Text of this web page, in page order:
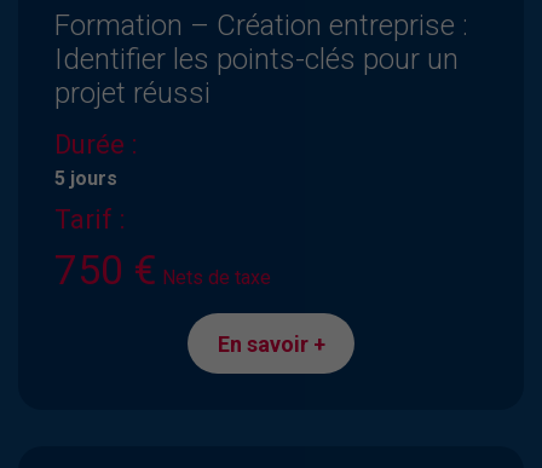
Formation – Création entreprise :
Identifier les points-clés pour un
projet réussi
Durée :
5 jours
Tarif :
750 € Nets de taxe
En savoir +